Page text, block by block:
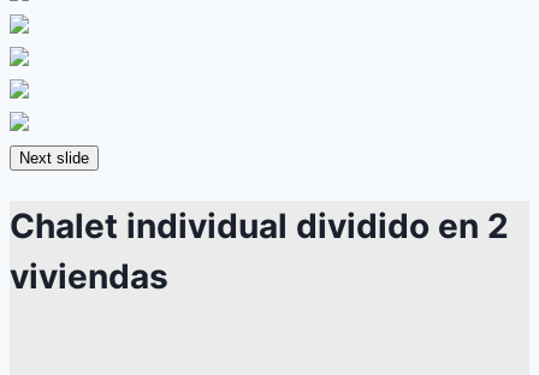
Next slide
Chalet individual dividido en 2
viviendas